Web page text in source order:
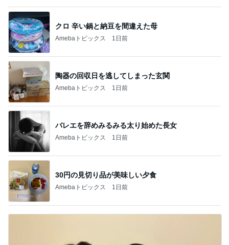
クロ 辛い鍋と納豆を間違えた母
Amebaトピックス 1日前
陶器の回収日を逃してしまった玄関
Amebaトピックス 1日前
バレエを辞めみるみる太り始めた長女
Amebaトピックス 1日前
30円の見切り品が美味しい夕食
Amebaトピックス 1日前